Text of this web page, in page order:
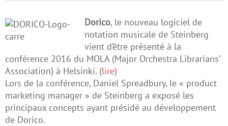
Dorico, le nouveau logiciel de
notation musicale de Steinberg
vient d’être présenté à la
conférence 2016 du MOLA (Major Orchestra Librarians’
Association) à Helsinki. (lire)
Lors de la conférence, Daniel Spreadbury, le « product
marketing manager » de Steinberg a exposé les
principaux concepts ayant présidé au développement
de Dorico.